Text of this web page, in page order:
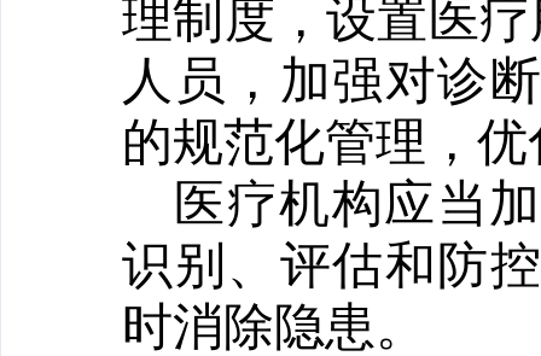
理制度，设置医
人员，加强对诊
的规范化管理，
医疗机构应当
识别、评估和防
时消除隐患。